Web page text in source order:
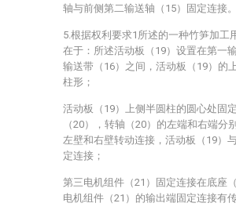
轴与前侧第二输送轴（15）固定连接。
5.根据权利要求1所述的一种竹笋加工
在于：所述活动板（19）设置在第一
输送带（16）之间，活动板（19）的
柱形；
活动板（19）上侧半圆柱的圆心处固
（20），转轴（20）的左端和右端分
左壁和右壁转动连接，活动板（19）
定连接；
第三电机组件（21）固定连接在底座
电机组件（21）的输出端固定连接有